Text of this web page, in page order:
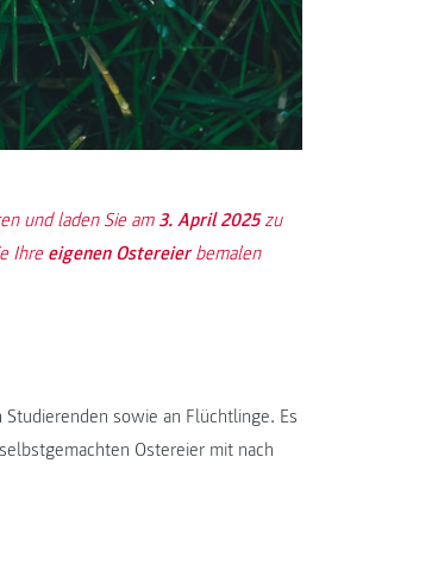
und laden Sie am 3. April 2025zu
Ihre eigenen Ostereierbemalen
sowie an Flüchtlinge. Es
Ostereier mit nach